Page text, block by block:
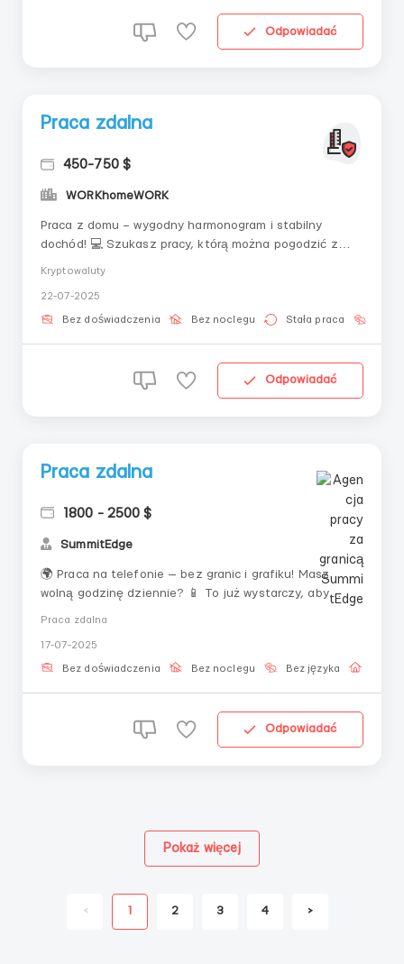
Odpowiadać
Praca zdalna
450-750 $
WORKhomeWORK
Praca z domu – wygodny harmonogram i stabilny
dochód! 💻 Szukasz pracy, którą można pogodzić z
wypłaty! 💰 Wynagrodzenie za 3 tygodnie (21 zmian): ☀
Zmiany dzienne – 450$ 🌙 Zmiany nocne – 750$ 📌 Co
Kryptowaluty
22-07-2025
Bez doświadczenia Bez noclegu Stała praca
Odpowiadać
Praca zdalna
1800 - 2500 $
SummitEdge
🌍 Praca na telefonie — bez granic i grafiku! Masz
wolną godzinę dziennie? 📱 To już wystarczy, aby
pozostawanie w kontakcie. ✨ Co oferujemy: 📌 Mentor
zawsze obok 📌 Elastyczny rytm 📌 Zdalny format...
Praca zdalna
17-07-2025
Bez doświadczenia Bez noclegu Bez języka
Odpowiadać
< 1 2 3 4 >
Pokaż więcej